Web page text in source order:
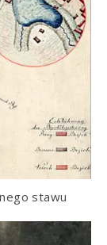
stawu